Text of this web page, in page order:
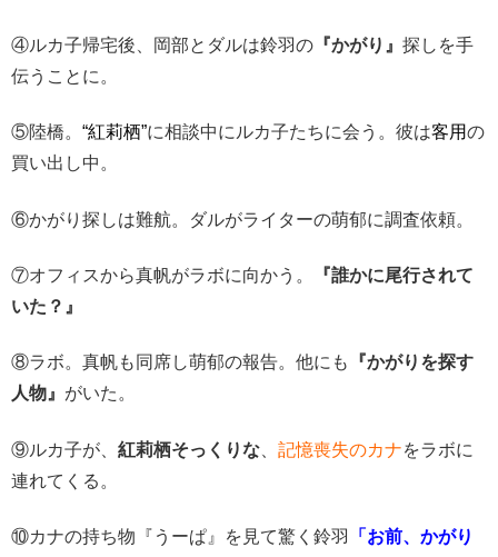
④ルカ子帰宅後、岡部とダルは鈴羽の 『かがり』 探しを手
伝うことに。
⑤陸橋。 “紅莉栖”に相談中にルカ子たちに会う。彼は客用の
買い出し中。
⑥かがり探しは難航。ダルがライターの萌郁に調査依頼。
⑦オフィスから真帆がラボに向かう。
『誰かに尾行されて
いた？』
⑧ラボ。真帆も同席し萌郁の報告。他にも
『かがりを探す
人物』 がいた。
⑨ルカ子が、 紅莉栖そっくりな 記憶喪失のカナをラボに
連れてくる。
⑩カナの持ち物『うーぱ』を見て驚く鈴羽
「お前、かがり